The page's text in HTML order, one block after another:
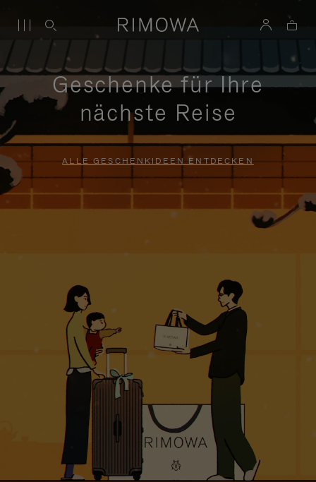
Geschenke für Ihre
nächste Reise
ALLE GESCHENKIDEEN ENTDECKEN